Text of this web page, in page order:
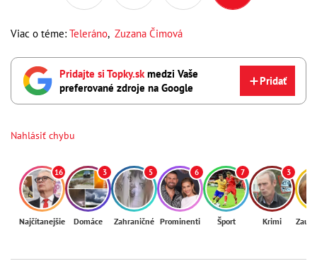
Viac o téme: Teleráno, Zuzana Čimová
Pridajte si Topky.sk medzi Vaše
preferované zdroje na Google
Pridať
Nahlásiť chybu
16
Najčítanejšie
3
Domáce
5
Zahraničné
6
Prominenti
7
Šport
3
Krimi